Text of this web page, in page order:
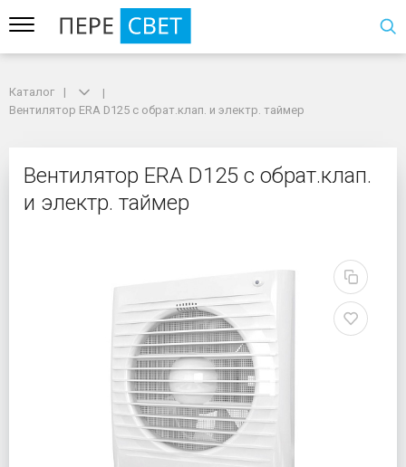
Вентилятор ERA D125 с обрат.клап. и электр. таймер
Вентилятор ERA
Каталог
Вентилятор ERA D125 с обрат.клап. и электр. таймер
Вентилятор ERA D125 с обрат.клап.
и электр. таймер